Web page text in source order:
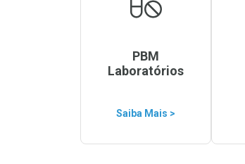
PBM
Laboratórios
Saiba Mais >